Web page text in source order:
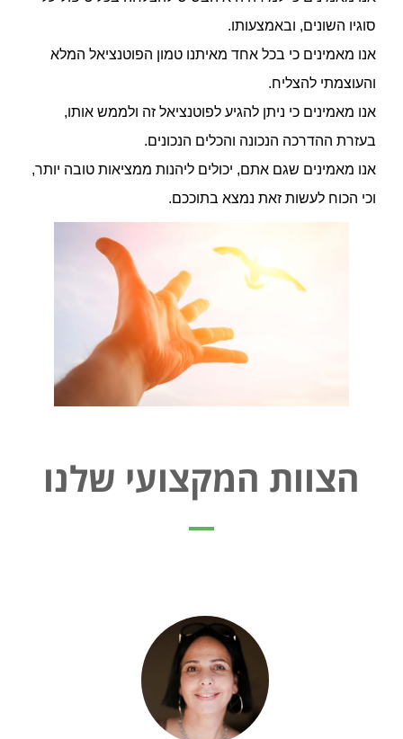
סוגיו השונים, ובאמצעותו.
אנו מאמינים כי בכל אחד מאיתנו טמון הפוטנציאל המלא
והעוצמתי להצליח.
אנו מאמינים כי ניתן להגיע לפוטנציאל זה ולממש אותו,
בעזרת ההדרכה הנכונה והכלים הנכונים.
אנו מאמינים שגם אתם, יכולים ליהנות ממציאות טובה יותר,
וכי הכוח לעשות זאת נמצא בתוככם.
הצוות המקצועי שלנו